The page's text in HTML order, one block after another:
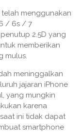
telah menggunakan
6 / 6s / 7
2.5D yang
memberikan
mulus.
meninggalkan
jajaran iPhone
yang mungkin
karena
ini tidak dapat
smartphone